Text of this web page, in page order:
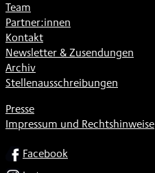
Team
Partner:innen
Kontakt
Newsletter & Zusendungen
Archiv
Stellenausschreibungen
Presse
Impressum und Rechtshinweise
SOCIALFacebook